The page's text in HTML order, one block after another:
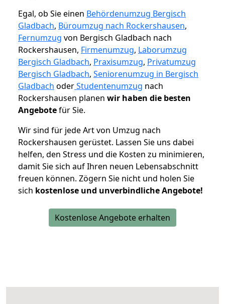
Egal, ob Sie einen Behördenumzug Bergisch
Gladbach, Büroumzug nach Rockershausen,
Fernumzug von Bergisch Gladbach nach
Rockershausen, Firmenumzug, Laborumzug
Bergisch Gladbach, Praxisumzug, Privatumzug
Bergisch Gladbach, Seniorenumzug in Bergisch
Gladbach oderStudentenumzug nach
Rockershausen planen wir haben die besten
Angebotefür Sie.
Wir sind für jede Art von Umzug nach
Rockershausen gerüstet. Lassen Sie uns dabei
helfen, den Stress und die Kosten zu minimieren,
damit Sie sich auf Ihren neuen Lebensabschnitt
freuen können. Zögern Sie nicht und holen Sie
sich kostenlose und unverbindliche Angebote!
Kostenlose Angebote erhalten